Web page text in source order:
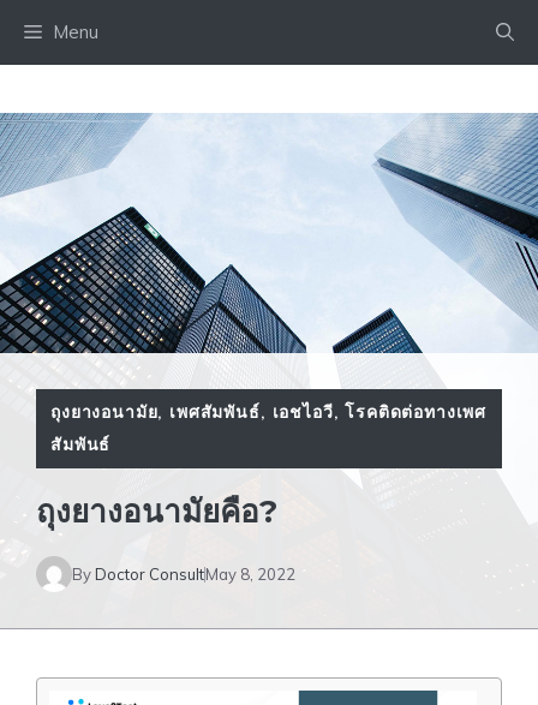
Menu
ถุงยางอนามัย, เพศสัมพันธ์, เอชไอวี,โรคติดต่อทางเพศ
สัมพันธ์
ถุงยางอนามัยคือ?
ByDoctor ConsultMay 8, 2022